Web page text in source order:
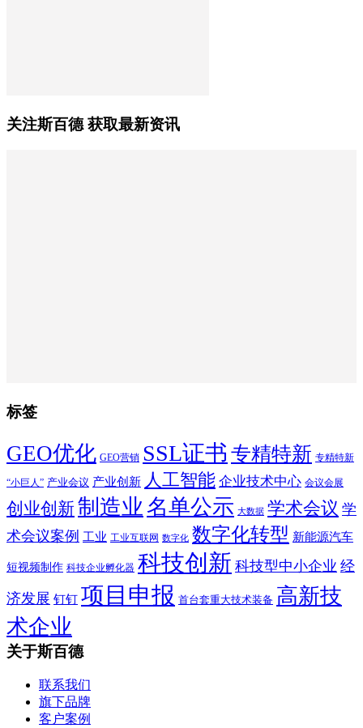
关注斯百德 获取最新资讯
标签
GEO优化 GEO营销 SSL证书 专精特新 专精特新
“小巨人” 产业会议 产业创新 人工智能 企业技术中心 会议会展
创业创新制造业 名单公示 大数据 学术会议 学
术会议案例 工业 工业互联网 数字化 数字化转型 新能源汽车
短视频制作 科技企业孵化器 科技创新 科技型中小企业 经
济发展 钉钉 项目申报 首台套重大技术装备 高新技
术企业
关于斯百德
联系我们
旗下品牌
客户案例